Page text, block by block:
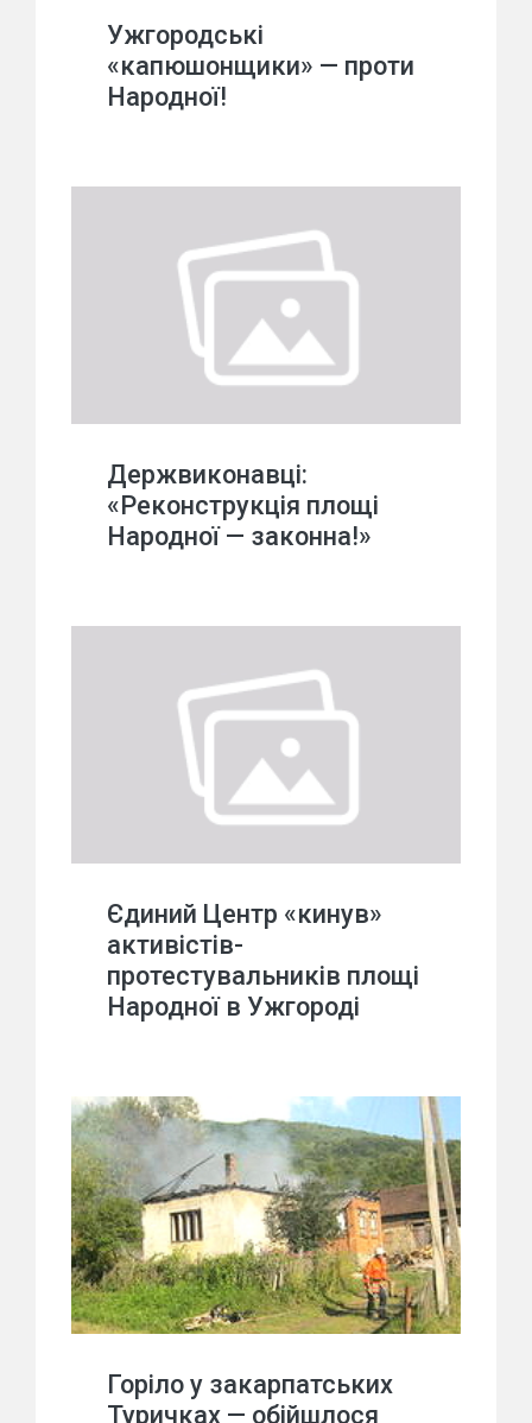
Ужгородські
«капюшонщики» — проти
Народної!
Держвиконавці:
«Реконструкція площі
Народної — законна!»
Єдиний Центр «кинув»
активістів-
протестувальників площі
Народної в Ужгороді
Горіло у закарпатських
Туричках — обійшлося